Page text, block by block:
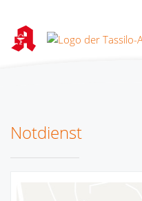
Notdienst